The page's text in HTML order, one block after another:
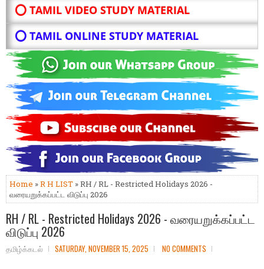
⭕ TAMIL VIDEO STUDY MATERIAL
⭕ TAMIL ONLINE STUDY MATERIAL
Home »R H LIST » RH / RL - Restricted Holidays 2026 -
வரையறுக்கப்பட்ட விடுப்பு 2026
RH / RL - Restricted Holidays 2026 - வரையறுக்கப்பட்ட
விடுப்பு 2026
தமிழ்க்கடல் SATURDAY, NOVEMBER 15, 2025 NO COMMENTS